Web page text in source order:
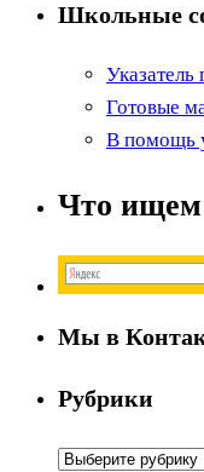
Школьные
Указатель
Готовые
В помощь
Что ищем
Мы в
Рубрики
Рубрики